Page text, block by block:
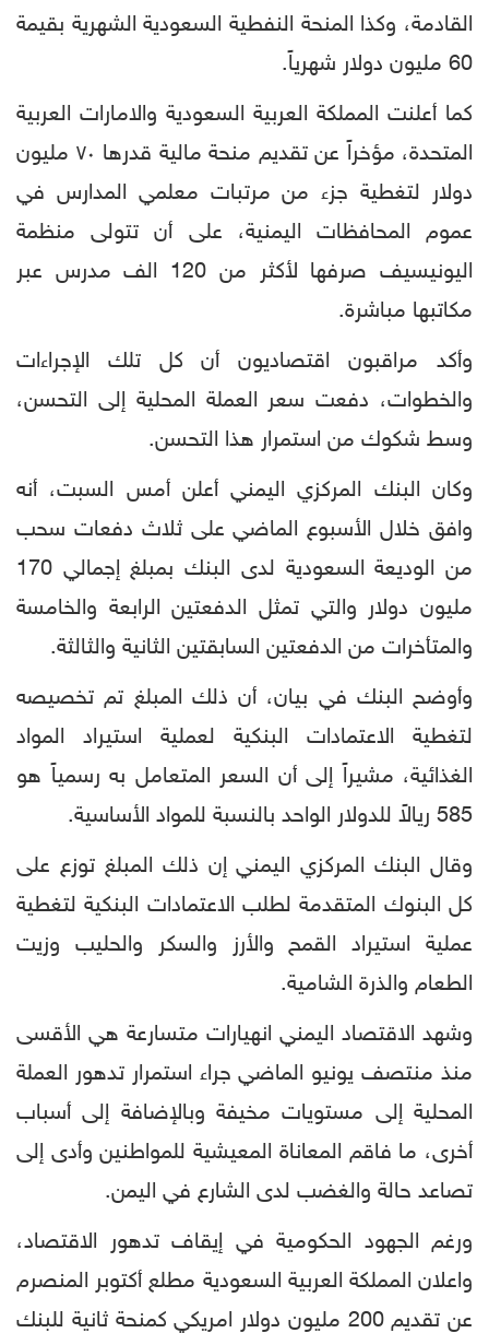
القادمة، وكذا المنحة النفطية السعودية الشهرية بقيمة
60 مليون دولار شهرياً.
كما أعلنت المملكة العربية السعودية والامارات العربية
المتحدة، مؤخراً عن تقديم منحة مالية قدرها ٧٠ مليون
دولار لتغطية جزء من مرتبات معلمي المدارس في
عموم المحافظات اليمنية، على أن تتولى منظمة
اليونيسيف صرفها لأكثر من 120 الف مدرس عبر
مكاتبها مباشرة.
وأكد مراقبون اقتصاديون أن كل تلك الإجراءات
والخطوات، دفعت سعر العملة المحلية إلى التحسن،
وسط شكوك من استمرار هذا التحسن.
وكان البنك المركزي اليمني أعلن أمس السبت، أنه
وافق خلال الأسبوع الماضي على ثلاث دفعات سحب
من الوديعة السعودية لدى البنك بمبلغ إجمالي 170
مليون دولار والتي تمثل الدفعتين الرابعة والخامسة
والمتأخرات من الدفعتين السابقتين الثانية والثالثة.
وأوضح البنك في بيان، أن ذلك المبلغ تم تخصيصه
لتغطية الاعتمادات البنكية لعملية استيراد المواد
الغذائية، مشيراً إلى أن السعر المتعامل به رسمياً هو
585 ريالاً للدولار الواحد بالنسبة للمواد الأساسية.
وقال البنك المركزي اليمني إن ذلك المبلغ توزع على
كل البنوك المتقدمة لطلب الاعتمادات البنكية لتغطية
عملية استيراد القمح والأرز والسكر والحليب وزيت
الطعام والذرة الشامية.
وشهد الاقتصاد اليمني انهيارات متسارعة هي الأقسى
منذ منتصف يونيو الماضي جراء استمرار تدهور العملة
المحلية إلى مستويات مخيفة وبالإضافة إلى أسباب
أخرى، ما فاقم المعاناة المعيشية للمواطنين وأدى إلى
تصاعد حالة والغضب لدى الشارع في اليمن.
ورغم الجهود الحكومية في إيقاف تدهور الاقتصاد،
واعلان المملكة العربية السعودية مطلع أكتوبر المنصرم
عن تقديم 200 مليون دولار امريكي كمنحة ثانية للبنك